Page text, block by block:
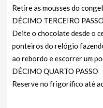
Retire as mousses do
DÉCIMO TERCEIRO PASSO
Deite o chocolate desde o
ponteiros do relógio
ao rebordo e escorrer um
DÉCIMO QUARTO PASSO
Reserve no frigorífico até